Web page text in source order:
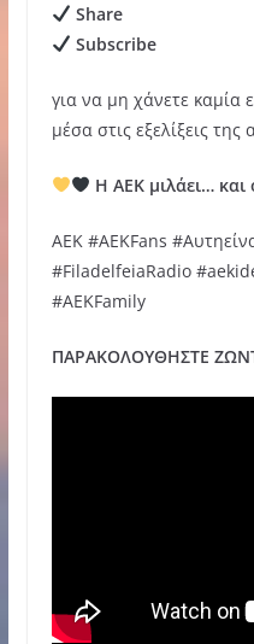
Share
Subscribe
για να μη χάνετε καμία
μέσα στις εξελίξεις
Η ΑΕΚ μιλάει… και
AEK #AEKFans
#FiladelfeiaRadio
#AEKFamily
ΠΑΡΑΚΟΛΟΥΘΗΣΤΕ